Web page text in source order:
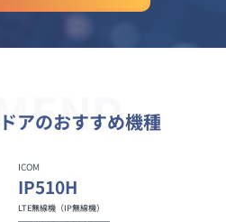
アのおすすめ機種
ICOM
IP510H
LTE無線機（IP無線機）